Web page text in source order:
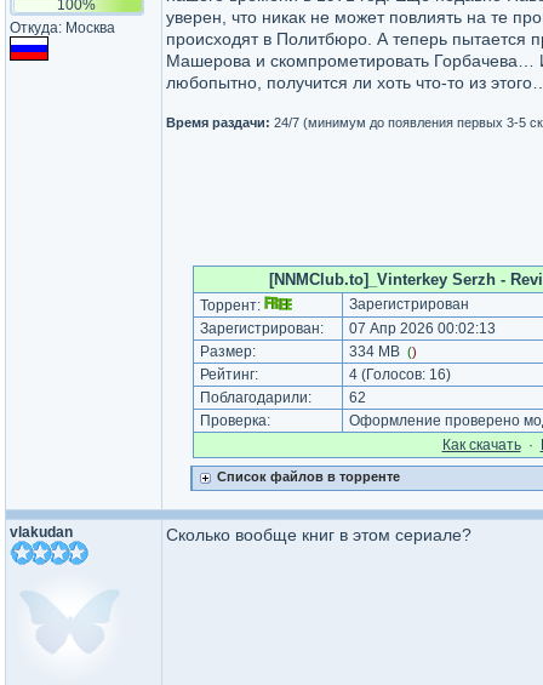
100%
Откуда: Москва
уверен, что никак не может повлиять на те
происходят в Политбюро. А теперь пытается
Машерова и скомпрометировать Горбачева…
любопытно, получится ли хоть что-то из
Время раздачи: 24/7 (минимум до появления первых 3-5
[NNMClub.to]_Vinterkey Serzh -
Торрент:
Зарегистрирован
Зарегистрирован:
07 Апр 2026 00:02:13
Размер:
334 MB ()
Рейтинг: 4(Голосов: 16)
Поблагодарили:
62
Проверка:
Оформление проверено
Как cкачать·
Список файлов в торренте
vlakudan Сколько вообще книг в этом сериале?